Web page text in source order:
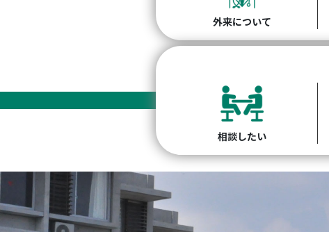
外来について
相談したい